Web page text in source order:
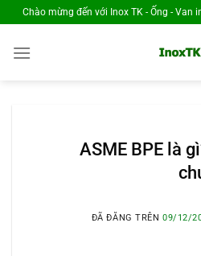
Chuyển
đến
nội
Chào mừng đến với Inox TK - Ống - Van
ASME BPE là
ĐÃ ĐĂNG TRÊN09/12/